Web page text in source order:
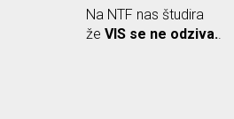
Na NTF nas študira
že VIS se ne odziva..